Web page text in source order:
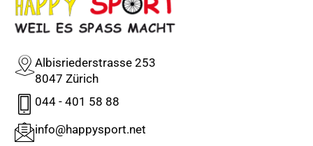
Albisriederstrasse 253
8047 Zürich
044 - 401 58 88
info@happysport.net